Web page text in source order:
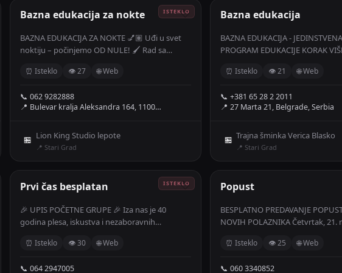
Bazna edukacija za nokte 🤍
BAZNA EDUKACIJA ZA NOKTE 💅🏽 Uđi u svet
noktiju – počinjemo OD NULE! 🖌️ Rad sa
tehnika bez turpijanja 📚 Besplatno
Master edukator - Anđelu Jovanović Prijave su
otvorene, mesta su ograničena! 💅
⏰ Isteklo 👁 27 🌐 Web
📞 062 9282888
📍 Bulevar kralja Aleksandra 164, 1100…
🏪 Lion King Studio lepote
📍 Stari Grad
Bazna edukacija
BAZNA EDUKACIJA -
PROGRAM EDUKACIJE KORAK
najuspešniji edukator trajne
artisti.
⏰ Isteklo 👁 21 🌐 Web
📞 +381 65 28 2 2011
📍 27 Marta 21, Belgrade, Serbia
🏪 Trajna šminka Verica Blasko
📍 Stari Grad
Prvi čas besplatan 🤍
🎉 UPIS POČETNE GRUPE 🎉 Iza nas je 40
godina plesa, iskustva i nezaboravnih
je potpuno BESPLATAN! 🎁 BONUS
⏰ Isteklo 👁 30 🌐 Web
📞 064 2947005
Popust
BESPLATNO PREDAVANJE
NOVIH POLAZNIKA Četvrtak, 21.
terapeut – izazovi struke -
REDOVNU CENU Osnovnog kursa
⏰ Isteklo 👁 25 🌐 Web
📞 060 3340852